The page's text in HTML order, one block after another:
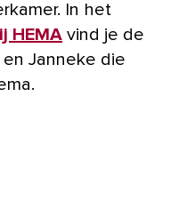
In het
HEMA vind je de
Janneke die